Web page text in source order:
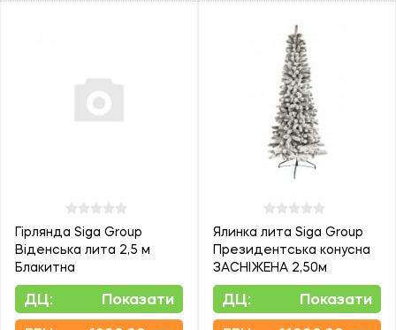
Гірлянда Siga Group
Віденська лита 2,5 м
Блакитна
ДЦ: Показати
Ялинка лита Siga Group
Президентська конусна
ЗАСНІЖЕНА 2,50м
ДЦ: Показати